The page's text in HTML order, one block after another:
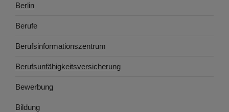
Berlin
Berufe
Berufsinformationszentrum
Berufsunfähigkeitsversicherung
Bewerbung
Bildung